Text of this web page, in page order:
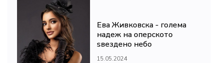
Ева Живковска - голема
надеж на оперското
ѕвездено небо
15.05.2024